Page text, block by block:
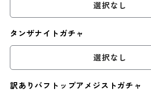
選択なし
タンザナイトガチャ
選択なし
訳ありバフトップアメジストガチャ